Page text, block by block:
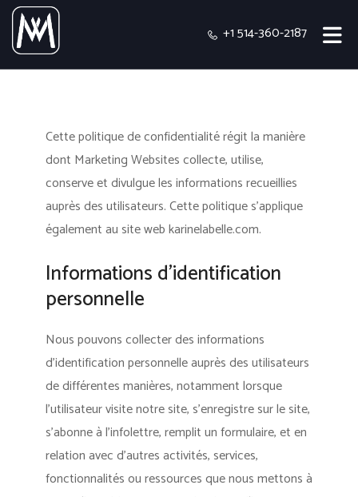
+1 514-360-2187
Cette politique de confidentialité régit la manière
dont Marketing Websites collecte, utilise,
conserve et divulgue les informations recueillies
auprès des utilisateurs.Cette politique s'applique
également au site web karinelabelle.com.
Informations d’identification
personnelle
Nous pouvons collecter des informations
d’identification personnelle auprès des utilisateurs
de différentes manières, notamment lorsque
l’utilisateur visite notre site, s’enregistre sur le site,
s’abonne à l’infolettre, remplit un formulaire, et en
relation avec d’autres activités, services,
fonctionnalités ou ressources que nous mettons à